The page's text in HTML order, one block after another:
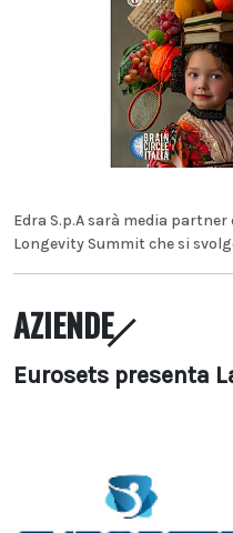
Edra S.p.A sarà media
Longevity Summit che si
AZIENDE
Eurosets presenta